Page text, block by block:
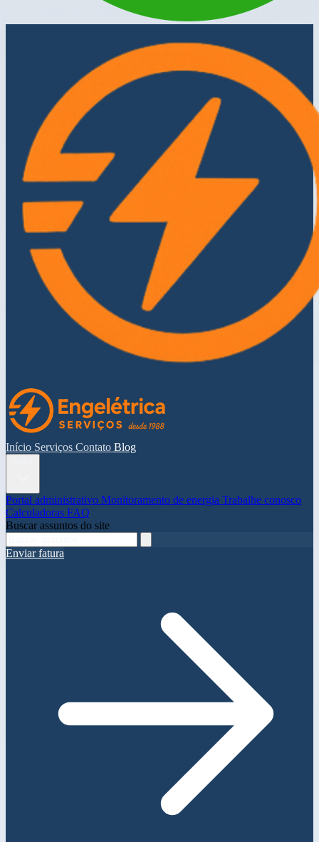
Início Serviços Contato Blog
Portal administrativo Monitoramento de energia Trabalhe conosco
Calculadoras FAQ
Buscar assuntos do site
Enviar fatura